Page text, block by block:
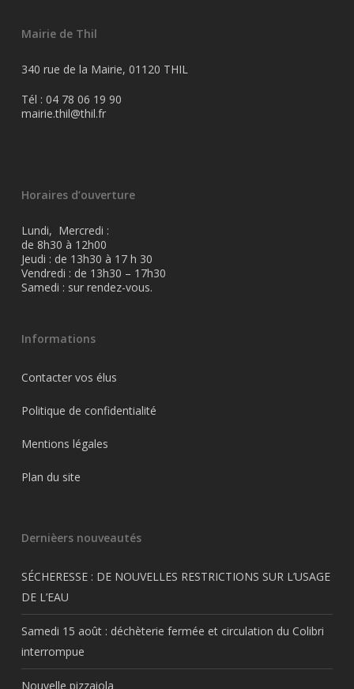
Mairie de Thil
340 rue de la Mairie, 01120 THIL
Tél : 04 78 06 19 90
mairie.thil@thil.fr
Horaires d’ouverture
Lundi, Mercredi :
de 8h30 à 12h00
Jeudi : de 13h30 à 17 h 30
Vendredi : de 13h30 – 17h30
Samedi : sur rendez-vous.
Informations
Contacter vos élus
Politique de confidentialité
Mentions légales
Plan du site
Dernièers nouveautés
SÉCHERESSE : DE NOUVELLES RESTRICTIONS SUR L’USAGE
DE L’EAU
Samedi 15 août : déchèterie fermée et circulation du Colibri
interrompue
Nouvelle pizzaiola